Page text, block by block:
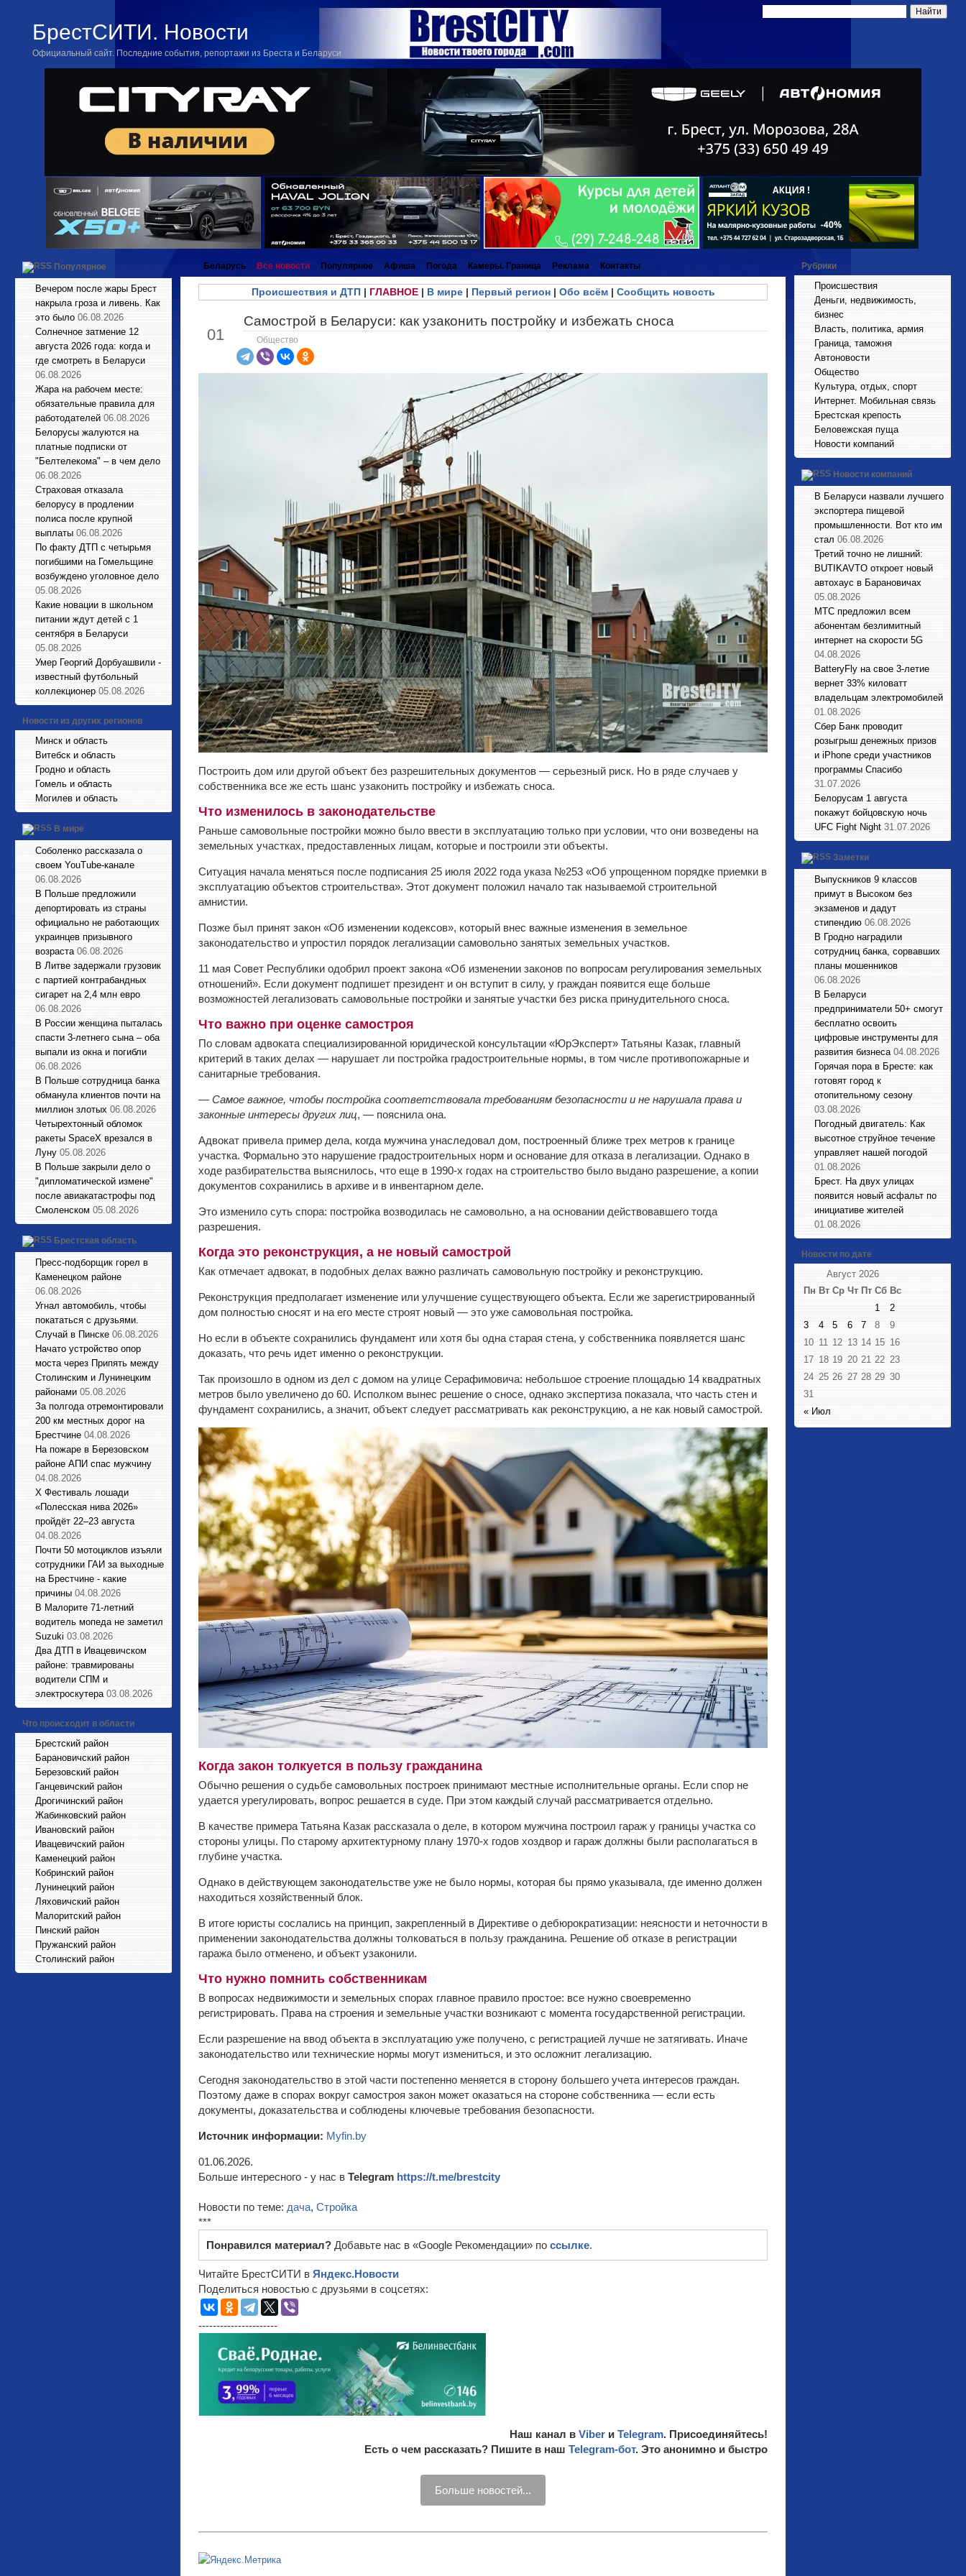
БрестСИТИ. Новости
Официальный сайт. Последние события, репортажи из Бреста и Беларуси
Популярное
Вечером после жары Брест
накрыла гроза и ливень. Как
это было 06.08.2026
Солнечное затмение 12
августа 2026 года: когда и
где смотреть в Беларуси
06.08.2026
Жара на рабочем месте:
обязательные правила для
работодателей 06.08.2026
Белорусы жалуются на
платные подписки от
"Белтелекома" – в чем дело
06.08.2026
Страховая отказала
белорусу в продлении
полиса после крупной
выплаты 06.08.2026
По факту ДТП с четырьмя
погибшими на Гомельщине
возбуждено уголовное дело
05.08.2026
Какие новации в школьном
питании ждут детей с 1
сентября в Беларуси
05.08.2026
Умер Георгий Дорбуашвили -
известный футбольный
коллекционер 05.08.2026
Новости из других регионов
Минск и область
Витебск и область
Гродно и область
Гомель и область
Могилев и область
В мире
Соболенко рассказала о
своем YouTube-канале
06.08.2026
В Польше предложили
депортировать из страны
официально не работающих
украинцев призывного
возраста 06.08.2026
В Литве задержали грузовик
с партией контрабандных
сигарет на 2,4 млн евро
06.08.2026
В России женщина пыталась
спасти 3-летнего сына – оба
выпали из окна и погибли
06.08.2026
В Польше сотрудница банка
обманула клиентов почти на
миллион злотых 06.08.2026
Четырехтонный обломок
ракеты SpaceX врезался в
Луну 05.08.2026
В Польше закрыли дело о
"дипломатической измене"
после авиакатастрофы под
Смоленском 05.08.2026
Брестская область
Пресс-подборщик горел в
Каменецком районе
06.08.2026
Угнал автомобиль, чтобы
покататься с друзьями.
Случай в Пинске 06.08.2026
Начато устройство опор
моста через Припять между
Столинским и Лунинецким
районами 05.08.2026
За полгода отремонтировали
200 км местных дорог на
Брестчине 04.08.2026
На пожаре в Березовском
районе АПИ спас мужчину
04.08.2026
X Фестиваль лошади
«Полесская нива 2026»
пройдёт 22–23 августа
04.08.2026
Почти 50 мотоциклов изъяли
сотрудники ГАИ за выходные
на Брестчине - какие
причины 04.08.2026
В Малорите 71-летний
водитель мопеда не заметил
Suzuki 03.08.2026
Два ДТП в Ивацевичском
районе: травмированы
водители СПМ и
электроскутера 03.08.2026
Что происходит в области
Брестский район
Барановичский район
Березовский район
Ганцевичский район
Дрогичинский район
Жабинковский район
Ивановский район
Ивацевичский район
Каменецкий район
Кобринский район
Лунинецкий район
Ляховичский район
Малоритский район
Пинский район
Пружанский район
Столинский район
Беларусь Все новости Популярное Афиша Погода Камеры. Граница Реклама Контакты
Происшествия и ДТП| ГЛАВНОЕ| В мире| Первый регион| Обо всём| Сообщить новость
01
Самострой в Беларуси: как узаконить постройку и избежать сноса
Общество
Построить дом или другой объект без разрешительных документов — серьезный риск. Но в ряде случаев у
собственника все же есть шанс узаконить постройку и избежать сноса.
Что изменилось в законодательстве
Раньше самовольные постройки можно было ввести в эксплуатацию только при условии, что они возведены на
земельных участках, предоставленных лицам, которые и построили эти объекты.
Ситуация начала меняться после подписания 25 июля 2022 года указа №253 «Об упрощенном порядке приемки в
эксплуатацию объектов строительства». Этот документ положил начало так называемой строительной
амнистии.
Позже был принят закон «Об изменении кодексов», который внес важные изменения в земельное
законодательство и упростил порядок легализации самовольно занятых земельных участков.
11 мая Совет Республики одобрил проект закона «Об изменении законов по вопросам регулирования земельных
отношений». Если документ подпишет президент и он вступит в силу, у граждан появится еще больше
возможностей легализовать самовольные постройки и занятые участки без риска принудительного сноса.
Что важно при оценке самостроя
По словам адвоката специализированной юридической консультации «ЮрЭксперт» Татьяны Казак, главный
критерий в таких делах — нарушает ли постройка градостроительные нормы, в том числе противопожарные и
санитарные требования.
— Самое важное, чтобы постройка соответствовала требованиям безопасности и не нарушала права и
законные интересы других лиц, — пояснила она.
Адвокат привела пример дела, когда мужчина унаследовал дом, построенный ближе трех метров к границе
участка. Формально это нарушение градостроительных норм и основание для отказа в легализации. Однако в
ходе разбирательства выяснилось, что еще в 1990-х годах на строительство было выдано разрешение, а копии
документов сохранились в архиве и в инвентарном деле.
Это изменило суть спора: постройка возводилась не самовольно, а на основании действовавшего тогда
разрешения.
Когда это реконструкция, а не новый самострой
Как отмечает адвокат, в подобных делах важно различать самовольную постройку и реконструкцию.
Реконструкция предполагает изменение или улучшение существующего объекта. Если же зарегистрированный
дом полностью сносят и на его месте строят новый — это уже самовольная постройка.
Но если в объекте сохранились фундамент или хотя бы одна старая стена, у собственника появляется шанс
доказать, что речь идет именно о реконструкции.
Так произошло в одном из дел с домом на улице Серафимовича: небольшое строение площадью 14 квадратных
метров было увеличено до 60. Исполком вынес решение о сносе, однако экспертиза показала, что часть стен и
фундамент сохранились, а значит, объект следует рассматривать как реконструкцию, а не как новый самострой.
Когда закон толкуется в пользу гражданина
Обычно решения о судьбе самовольных построек принимают местные исполнительные органы. Если спор не
удается урегулировать, вопрос решается в суде. При этом каждый случай рассматривается отдельно.
В качестве примера Татьяна Казак рассказала о деле, в котором мужчина построил гараж у границы участка со
стороны улицы. По старому архитектурному плану 1970-х годов хоздвор и гараж должны были располагаться в
глубине участка.
Однако в действующем законодательстве уже не было нормы, которая бы прямо указывала, где именно должен
находиться хозяйственный блок.
В итоге юристы сослались на принцип, закрепленный в Директиве о дебюрократизации: неясности и неточности в
применении законодательства должны толковаться в пользу гражданина. Решение об отказе в регистрации
гаража было отменено, и объект узаконили.
Что нужно помнить собственникам
В вопросах недвижимости и земельных спорах главное правило простое: все нужно своевременно
регистрировать. Права на строения и земельные участки возникают с момента государственной регистрации.
Если разрешение на ввод объекта в эксплуатацию уже получено, с регистрацией лучше не затягивать. Иначе
законодательство или технические нормы могут измениться, и это осложнит легализацию.
Сегодня законодательство в этой части постепенно меняется в сторону большего учета интересов граждан.
Поэтому даже в спорах вокруг самостроя закон может оказаться на стороне собственника — если есть
документы, доказательства и соблюдены ключевые требования безопасности.
Источник информации: Myfin.by
01.06.2026.
Больше интересного - у нас в Telegram https://t.me/brestcity
Новости по теме: дача, Стройка
***
Понравился материал? Добавьте нас в «Google Рекомендации» по ссылке.
Читайте БрестСИТИ в Яндекс.Новости
Поделиться новостью с друзьями в соцсетях:
----------------------
Наш канал в Viber и Telegram. Присоединяйтесь!
Есть о чем рассказать? Пишите в наш Telegram-бот. Это анонимно и быстро
Больше новостей...
Рубрики
Происшествия
Деньги, недвижимость,
бизнес
Власть, политика, армия
Граница, таможня
Автоновости
Общество
Культура, отдых, спорт
Интернет. Мобильная связь
Брестская крепость
Беловежская пуща
Новости компаний
Новости компаний
В Беларуси назвали лучшего
экспортера пищевой
промышленности. Вот кто им
стал 06.08.2026
Третий точно не лишний:
BUTIKAVTO откроет новый
автохаус в Барановичах
05.08.2026
МТС предложил всем
абонентам безлимитный
интернет на скорости 5G
04.08.2026
BatteryFly на свое 3-летие
вернет 33% киловатт
владельцам электромобилей
01.08.2026
Сбер Банк проводит
розыгрыш денежных призов
и iPhone среди участников
программы Спасибо
31.07.2026
Белорусам 1 августа
покажут бойцовскую ночь
UFC Fight Night 31.07.2026
Заметки
Выпускников 9 классов
примут в Высоком без
экзаменов и дадут
стипендию 06.08.2026
В Гродно наградили
сотрудниц банка, сорвавших
планы мошенников
06.08.2026
В Беларуси
предприниматели 50+ смогут
бесплатно освоить
цифровые инструменты для
развития бизнеса 04.08.2026
Горячая пора в Бресте: как
готовят город к
отопительному сезону
03.08.2026
Погодный двигатель: Как
высотное струйное течение
управляет нашей погодой
01.08.2026
Брест. На двух улицах
появится новый асфальт по
инициативе жителей
01.08.2026
Новости по дате
Август 2026
Пн Вт Ср Чт Пт Сб Вс
« Июл
1
2
3
4 5 6 7 8
9
10 11 12 13 14 15 16
17 18 19 20 21 22 23
24 25 26 27 28 29 30
31